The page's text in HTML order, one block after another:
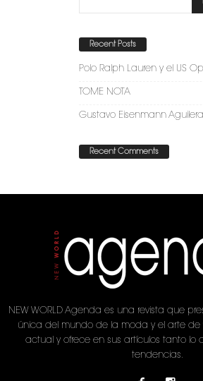
Recent Posts
Polo Ralph Lauren y el US
TOME NOTA
Gustavo Eisenmann Aguilera
Recent Comments
NEW WORLD Agenda es una revista que
única del mundo de la moda y el arte de
actual y ofrece en sus artículos tanto lo
tendencias.